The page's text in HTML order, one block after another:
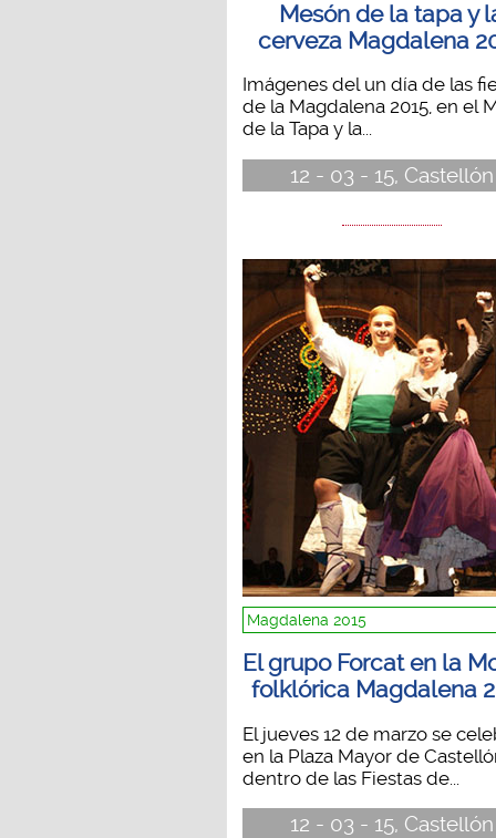
Mesón de la tapa y
cerveza Magdalena
Imágenes del un día de las
de la Magdalena 2015, en el
de la Tapa y la...
12 - 03 - 15, Castellón
Magdalena 2015
El grupo Forcat en la
folklórica Magdalena
El jueves 12 de marzo se
en la Plaza Mayor de
dentro de las Fiestas de...
12 - 03 - 15, Castellón